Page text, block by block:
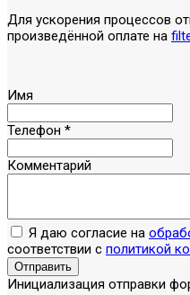
Для ускорения процессов
произведённой оплате на
Имя
Телефон *
Комментарий
Я даю согласие на
соответствии с политикой
Отправить
Инициализация отправки